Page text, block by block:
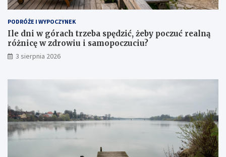
PODRÓŻE I WYPOCZYNEK
Ile dni w górach trzeba spędzić, żeby poczuć realną
różnicę w zdrowiu i samopoczuciu?
3 sierpnia 2026